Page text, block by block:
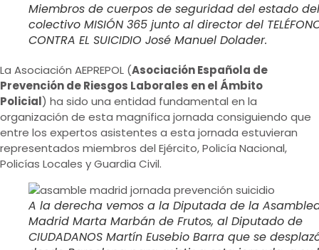
Miembros de cuerpos de seguridad del estado del
colectivo MISIÓN 365 junto al director del
CONTRA EL SUICIDIO José Manuel Dolader.
La Asociación AEPREPOL (Asociación Española de
Prevención de Riesgos Laborales en el Ámbito
Policial) ha sido una entidad fundamental en la
organización de esta magnífica jornada consiguiendo que
entre los expertos asistentes a esta jornada estuvieran
representados miembros del Ejército, Policía Nacional,
Policías Locales y Guardia Civil.
A la derecha vemos a la Diputada de la
Madrid Marta Marbán de Frutos, al Diputado de
CIUDADANOS Martín Eusebio Barra que se